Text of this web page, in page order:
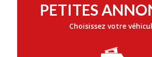
PETITES
Choisissez votre